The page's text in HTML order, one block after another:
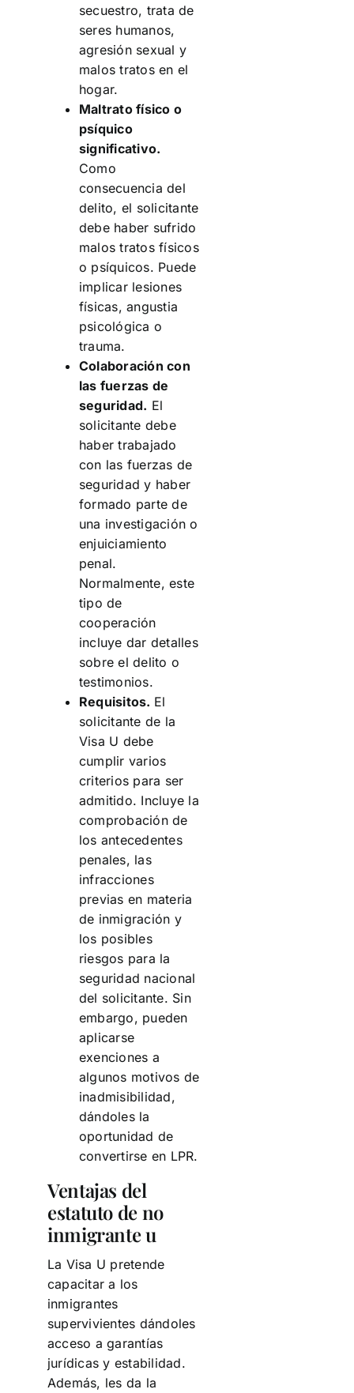
secuestro, trata de
seres humanos,
agresión sexual y
malos tratos en el
hogar.
Maltrato físico o
psíquico
significativo.
Como
consecuencia del
delito, el solicitante
debe haber sufrido
malos tratos físicos
o psíquicos. Puede
implicar lesiones
físicas, angustia
psicológica o
trauma.
Colaboración con
las fuerzas de
seguridad. El
solicitante debe
haber trabajado
con las fuerzas de
seguridad y haber
formado parte de
una investigación o
enjuiciamiento
penal.
Normalmente, este
tipo de
cooperación
incluye dar detalles
sobre el delito o
testimonios.
Requisitos. El
solicitante de la
Visa U debe
cumplir varios
criterios para ser
admitido. Incluye la
comprobación de
los antecedentes
penales, las
infracciones
previas en materia
de inmigración y
los posibles
riesgos para la
seguridad nacional
del solicitante. Sin
embargo, pueden
aplicarse
exenciones a
algunos motivos de
inadmisibilidad,
dándoles la
oportunidad de
convertirse en LPR.
Ventajas del
estatuto de no
inmigrante u
La Visa U pretende
capacitar a los
inmigrantes
supervivientes dándoles
acceso a garantías
jurídicas y estabilidad.
Además, les da la